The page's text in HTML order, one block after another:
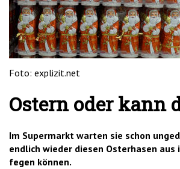
Foto: explizit.net
Ostern oder kann
Im Supermarkt warten sie schon
endlich wieder diesen Osterhasen
fegen können.